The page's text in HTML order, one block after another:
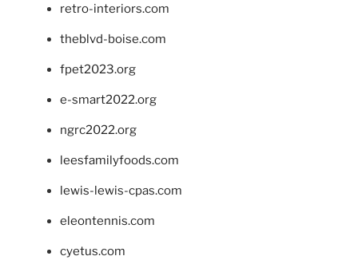
retro-interiors.com
theblvd-boise.com
fpet2023.org
e-smart2022.org
ngrc2022.org
leesfamilyfoods.com
lewis-lewis-cpas.com
eleontennis.com
cyetus.com